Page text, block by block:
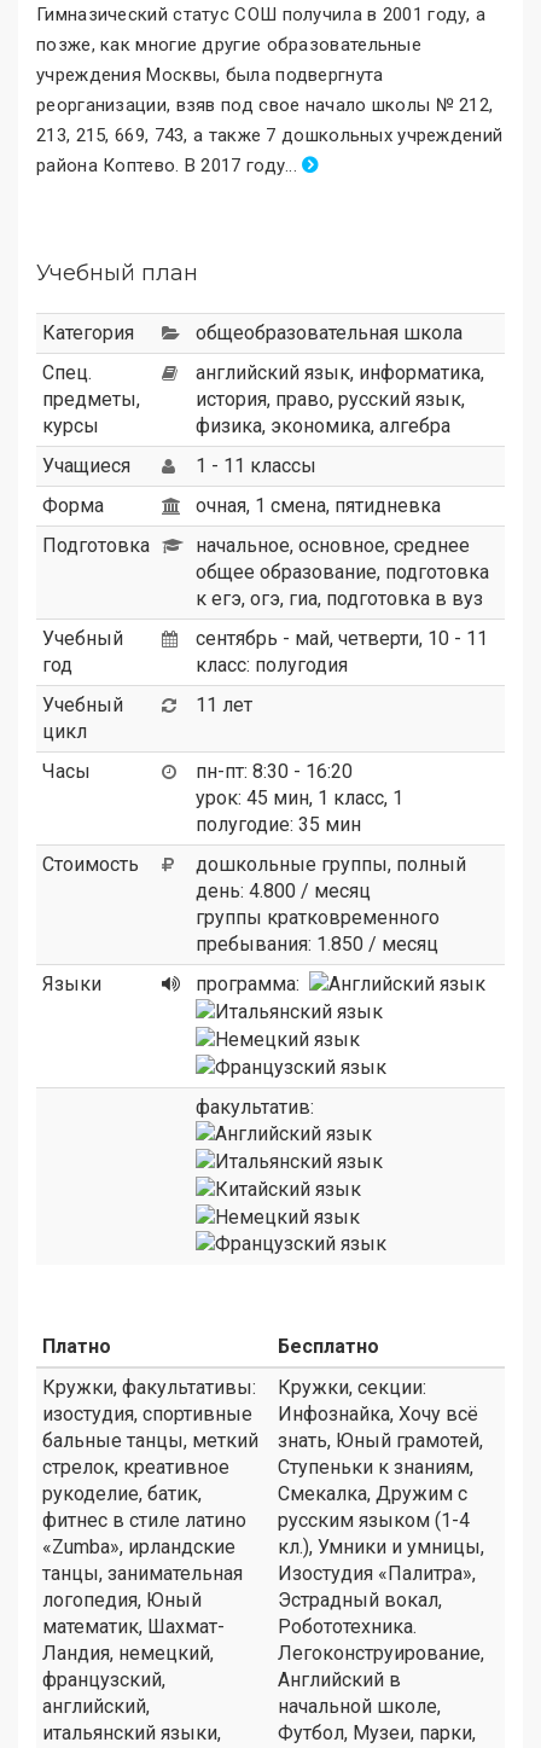
Гимназический статус СОШ получила в 2001 году, а
позже, как многие другие образовательные
учреждения Москвы, была подвергнута
реорганизации, взяв под свое начало школы № 212,
213, 215, 669, 743, а также 7 дошкольных учреждений
района Коптево. В 2017 году...
Учебный план
Категория
общеобразовательная школа
Спец.
предметы,
курсы
английский язык, информатика,
история, право, русский язык,
физика, экономика, алгебра
Учащиеся
1 - 11 классы
Форма
очная, 1 смена, пятидневка
Подготовка
начальное, основное, среднее
общее образование, подготовка
к егэ, огэ, гиа, подготовка в вуз
Учебный
год
сентябрь - май, четверти, 10 - 11
класс: полугодия
Учебный
цикл
11 лет
Часы
пн-пт: 8:30 - 16:20
урок: 45 мин, 1 класс, 1
полугодие: 35 мин
Стоимость
дошкольные группы, полный
день: 4.800 / месяц
группы кратковременного
пребывания: 1.850 / месяц
Языки
программа:
факультатив:
Платно
Бесплатно
Кружки, факультативы:
изостудия, спортивные
бальные танцы, меткий
стрелок, креативное
рукоделие, батик,
фитнес в стиле латино
«Zumba», ирландские
танцы, занимательная
логопедия, Юный
математик, Шахмат-
Ландия, немецкий,
французский,
английский,
итальянский языки,
Кружки, секции:
Инфознайка, Хочу всё
знать, Юный грамотей,
Ступеньки к знаниям,
Смекалка, Дружим с
русским языком (1-4
кл.), Умники и умницы,
Изостудия «Палитра»,
Эстрадный вокал,
Робототехника.
Легоконструирование,
Английский в
начальной школе,
Футбол, Музеи, парки,